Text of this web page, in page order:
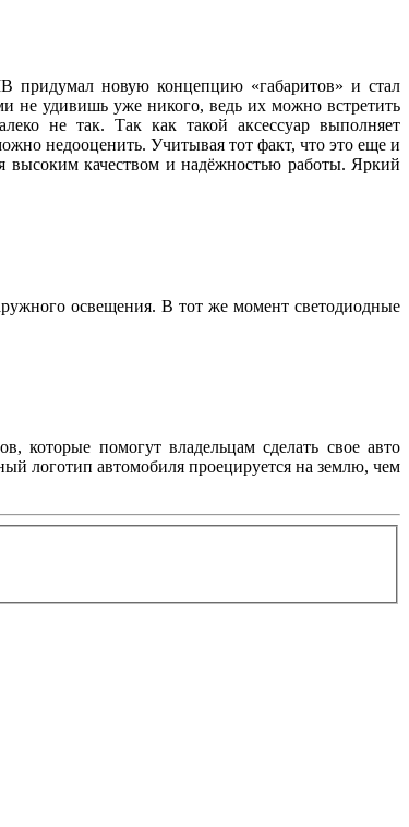
придумал новую концепцию «габаритов» и стал
не удивишь уже никого, ведь их можно встретить
не так. Так как такой аксессуар выполняет
недооценить. Учитывая тот факт, что это еще и
высоким качеством и надёжностью работы. Яркий
освещения. В тот же момент светодиодные
которые помогут владельцам сделать свое авто
логотип автомобиля проецируется на землю, чем